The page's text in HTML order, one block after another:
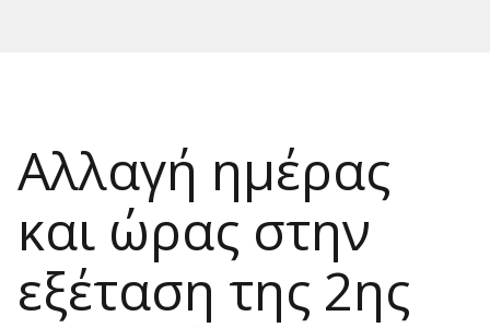
Αλλαγή ημέρας
και ώρας στην
εξέταση της 2ης